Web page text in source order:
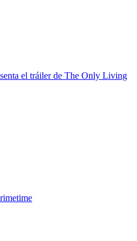
el tráiler de The Only Living